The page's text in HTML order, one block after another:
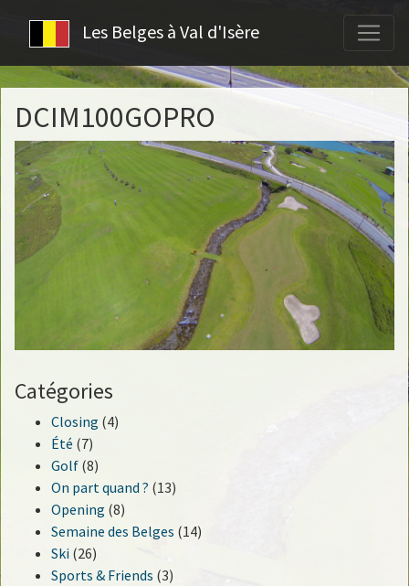
Les Belges à Val d'Isère
DCIM100GOPRO
Catégories
Closing (4)
Été (7)
Golf (8)
On part quand ? (13)
Opening (8)
Semaine des Belges (14)
Ski (26)
Sports & Friends (3)